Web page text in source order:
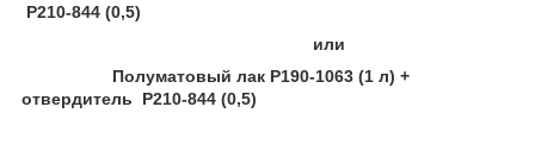
P210-844 (0,5)
или
Полуматовый лак P190-1063 (1 л) +
отвердитель P210-844 (0,5)